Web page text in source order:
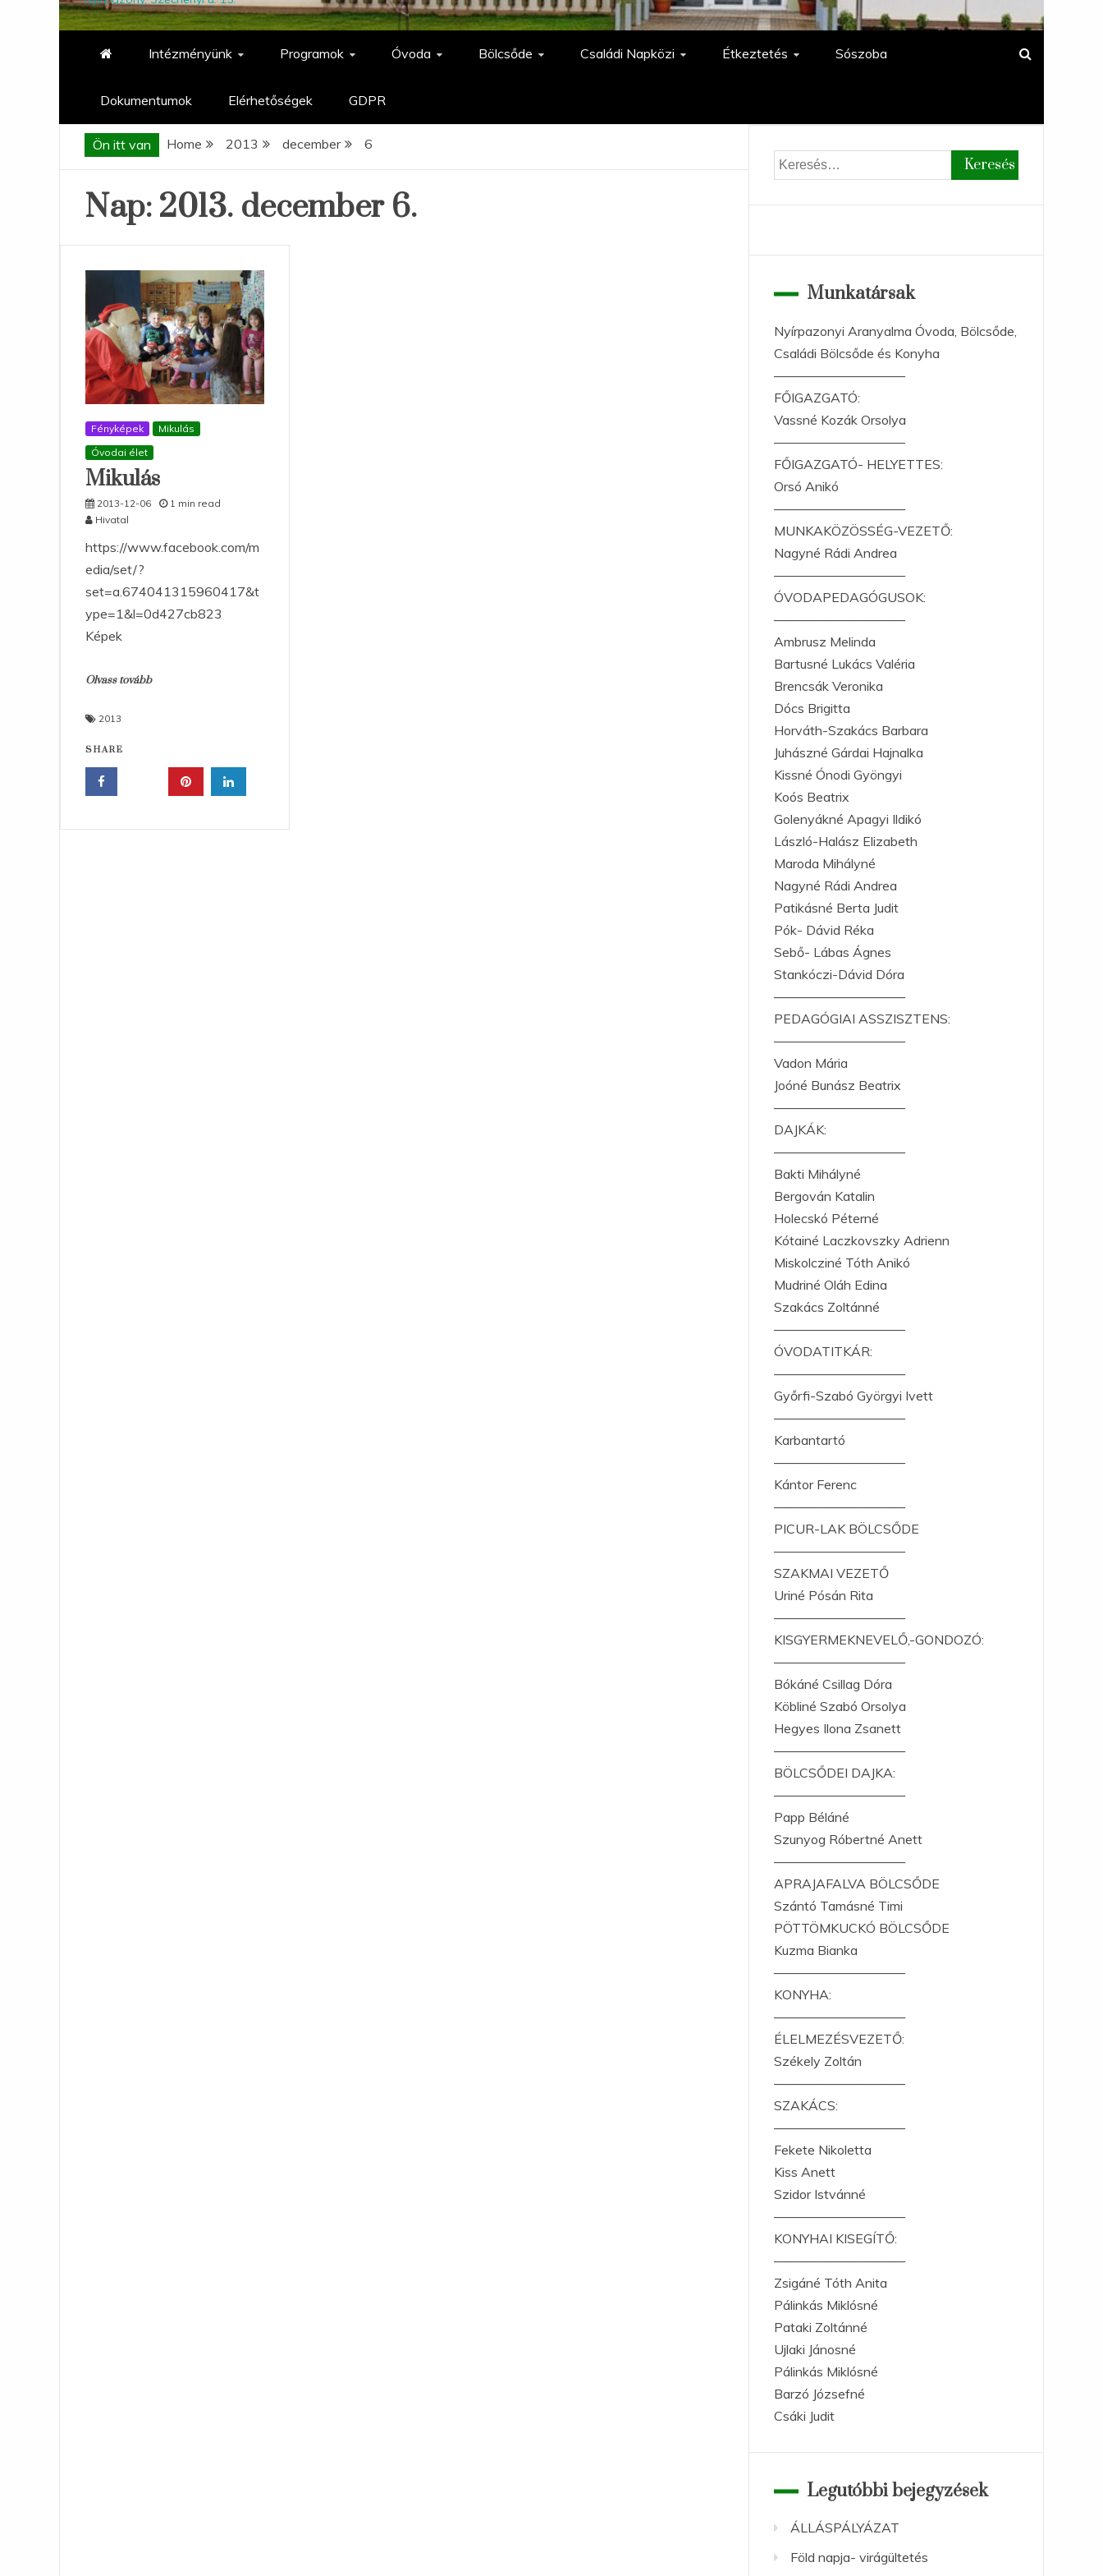
Intézményünk Programok Óvoda Bölcsőde Családi Napközi Étkeztetés Sószoba
Dokumentumok Elérhetőségek GDPR
Ön itt van Home 2013 december 6
Nap: 2013. december 6.
Fényképek
Mikulás
Óvodai élet
Mikulás
2013-12-06
1 min read
Hivatal
https://www.facebook.com/m
edia/set/?
set=a.674041315960417&t
ype=1&l=0d427cb823
Képek
Olvass tovább
2013
SHARE
Keresés:
Munkatársak
Nyírpazonyi Aranyalma Óvoda, Bölcsőde,
Családi Bölcsőde és Konyha
——————————
FŐIGAZGATÓ:
Vassné Kozák Orsolya
——————————
FŐIGAZGATÓ- HELYETTES:
Orsó Anikó
——————————
MUNKAKÖZÖSSÉG-VEZETŐ:
Nagyné Rádi Andrea
——————————
ÓVODAPEDAGÓGUSOK:
——————————
Ambrusz Melinda
Bartusné Lukács Valéria
Brencsák Veronika
Dócs Brigitta
Horváth-Szakács Barbara
Juhászné Gárdai Hajnalka
Kissné Ónodi Gyöngyi
Koós Beatrix
Golenyákné Apagyi Ildikó
László-Halász Elizabeth
Maroda Mihályné
Nagyné Rádi Andrea
Patikásné Berta Judit
Pók- Dávid Réka
Sebő- Lábas Ágnes
Stankóczi-Dávid Dóra
——————————
PEDAGÓGIAI ASSZISZTENS:
——————————
Vadon Mária
Joóné Bunász Beatrix
——————————
DAJKÁK:
——————————
Bakti Mihályné
Bergován Katalin
Holecskó Péterné
Kótainé Laczkovszky Adrienn
Miskolcziné Tóth Anikó
Mudriné Oláh Edina
Szakács Zoltánné
——————————
ÓVODATITKÁR:
——————————
Győrfi-Szabó Györgyi Ivett
——————————
Karbantartó
——————————
Kántor Ferenc
——————————
PICUR-LAK BÖLCSŐDE
——————————
SZAKMAI VEZETŐ
Uriné Pósán Rita
——————————
KISGYERMEKNEVELŐ,-GONDOZÓ:
——————————
Bókáné Csillag Dóra
Köbliné Szabó Orsolya
Hegyes Ilona Zsanett
——————————
BÖLCSŐDEI DAJKA:
——————————
Papp Béláné
Szunyog Róbertné Anett
——————————
APRAJAFALVA BÖLCSŐDE
Szántó Tamásné Timi
PÖTTÖMKUCKÓ BÖLCSŐDE
Kuzma Bianka
——————————
KONYHA:
——————————
ÉLELMEZÉSVEZETŐ:
Székely Zoltán
——————————
SZAKÁCS:
——————————
Fekete Nikoletta
Kiss Anett
Szidor Istvánné
——————————
KONYHAI KISEGÍTŐ:
——————————
Zsigáné Tóth Anita
Pálinkás Miklósné
Pataki Zoltánné
Ujlaki Jánosné
Pálinkás Miklósné
Barzó Józsefné
Csáki Judit
Legutóbbi bejegyzések
ÁLLÁSPÁLYÁZAT
Föld napja- virágültetés